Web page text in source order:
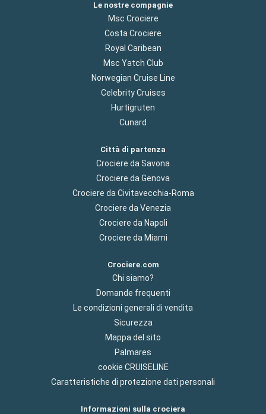
Le nostre compagnie
Msc Crociere
Costa Crociere
Royal Caribean
Msc Yatch Club
Norwegian Cruise Line
Celebrity Cruises
Hurtigruten
Cunard
Città di partenza
Crociere da Savona
Crociere da Genova
Crociere da Civitavecchia-Roma
Crociere da Venezia
Crociere da Napoli
Crociere da Miami
Crociere.com
Chi siamo?
Domande frequenti
Le condizioni generali di vendita
Sicurezza
Mappa del sito
Palmares
cookie CRUISELINE
Caratteristiche di protezione dati personali
Informazioni sulla crociera